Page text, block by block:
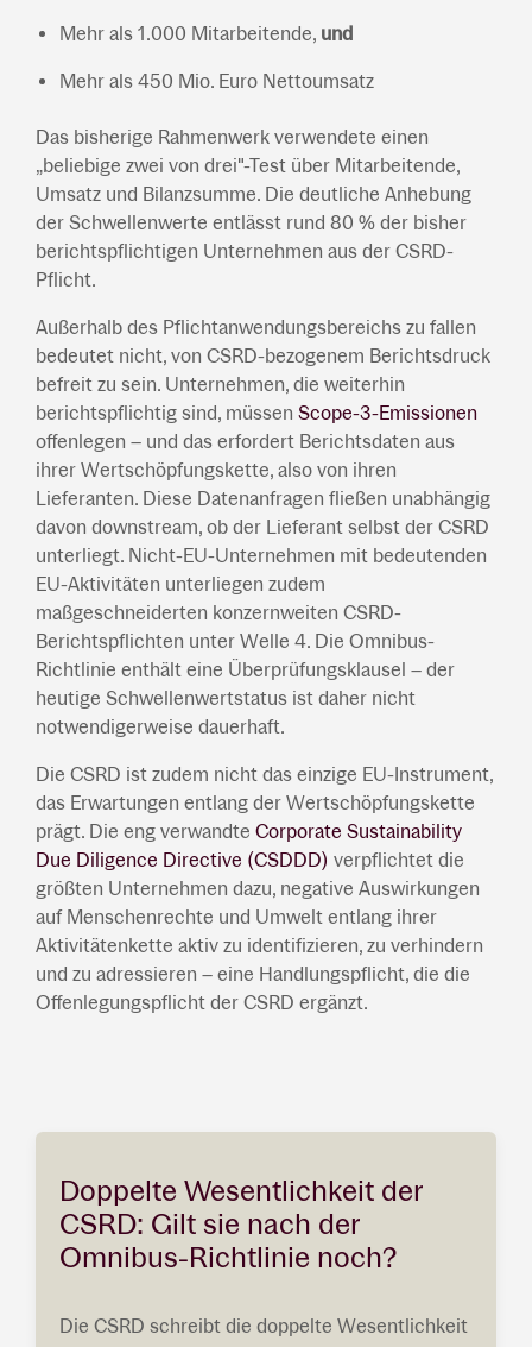
Mehr als 1.000 Mitarbeitende, und
Mehr als 450 Mio. Euro Nettoumsatz
Das bisherige Rahmenwerk verwendete einen
„beliebige zwei von drei"-Test über Mitarbeitende,
Umsatz und Bilanzsumme. Die deutliche Anhebung
der Schwellenwerte entlässt rund 80 % der bisher
berichtspflichtigen Unternehmen aus der CSRD-
Pflicht.
Außerhalb des Pflichtanwendungsbereichs zu fallen
bedeutet nicht, von CSRD-bezogenem Berichtsdruck
befreit zu sein. Unternehmen, die weiterhin
berichtspflichtig sind, müssen Scope-3-Emissionen
offenlegen – und das erfordert Berichtsdaten aus
ihrer Wertschöpfungskette, also von ihren
Lieferanten. Diese Datenanfragen fließen unabhängig
davon downstream, ob der Lieferant selbst der CSRD
unterliegt. Nicht-EU-Unternehmen mit bedeutenden
EU-Aktivitäten unterliegen zudem
maßgeschneiderten konzernweiten CSRD-
Berichtspflichten unter Welle 4. Die Omnibus-
Richtlinie enthält eine Überprüfungsklausel – der
heutige Schwellenwertstatus ist daher nicht
notwendigerweise dauerhaft.
Die CSRD ist zudem nicht das einzige EU-Instrument,
das Erwartungen entlang der Wertschöpfungskette
prägt. Die eng verwandte Corporate Sustainability
Due Diligence Directive (CSDDD) verpflichtet die
größten Unternehmen dazu, negative Auswirkungen
auf Menschenrechte und Umwelt entlang ihrer
Aktivitätenkette aktiv zu identifizieren, zu verhindern
und zu adressieren – eine Handlungspflicht, die die
Offenlegungspflicht der CSRD ergänzt.
Doppelte Wesentlichkeit der
CSRD: Gilt sie nach der
Omnibus-Richtlinie noch?
Die CSRD schreibt die doppelte Wesentlichkeit